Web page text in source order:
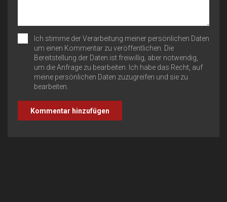
Ich stimme der Verarbeitung meiner persönlichen Daten
um einen Kommentar zu veröffentlichen. Die
Bereitstellung der Daten ist freiwillig, aber notwendig,
um die Anfrage zu bearbeiten. Ich habe das Recht, auf
meine persönlichen Daten zuzugreifen und sie zu
bearbeiten.